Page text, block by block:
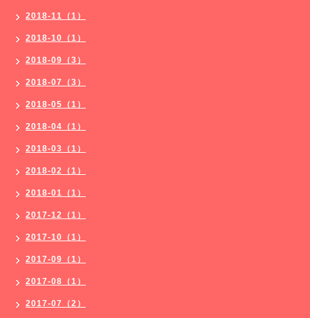
2018-11（1）
2018-10（1）
2018-09（3）
2018-07（3）
2018-05（1）
2018-04（1）
2018-03（1）
2018-02（1）
2018-01（1）
2017-12（1）
2017-10（1）
2017-09（1）
2017-08（1）
2017-07（2）